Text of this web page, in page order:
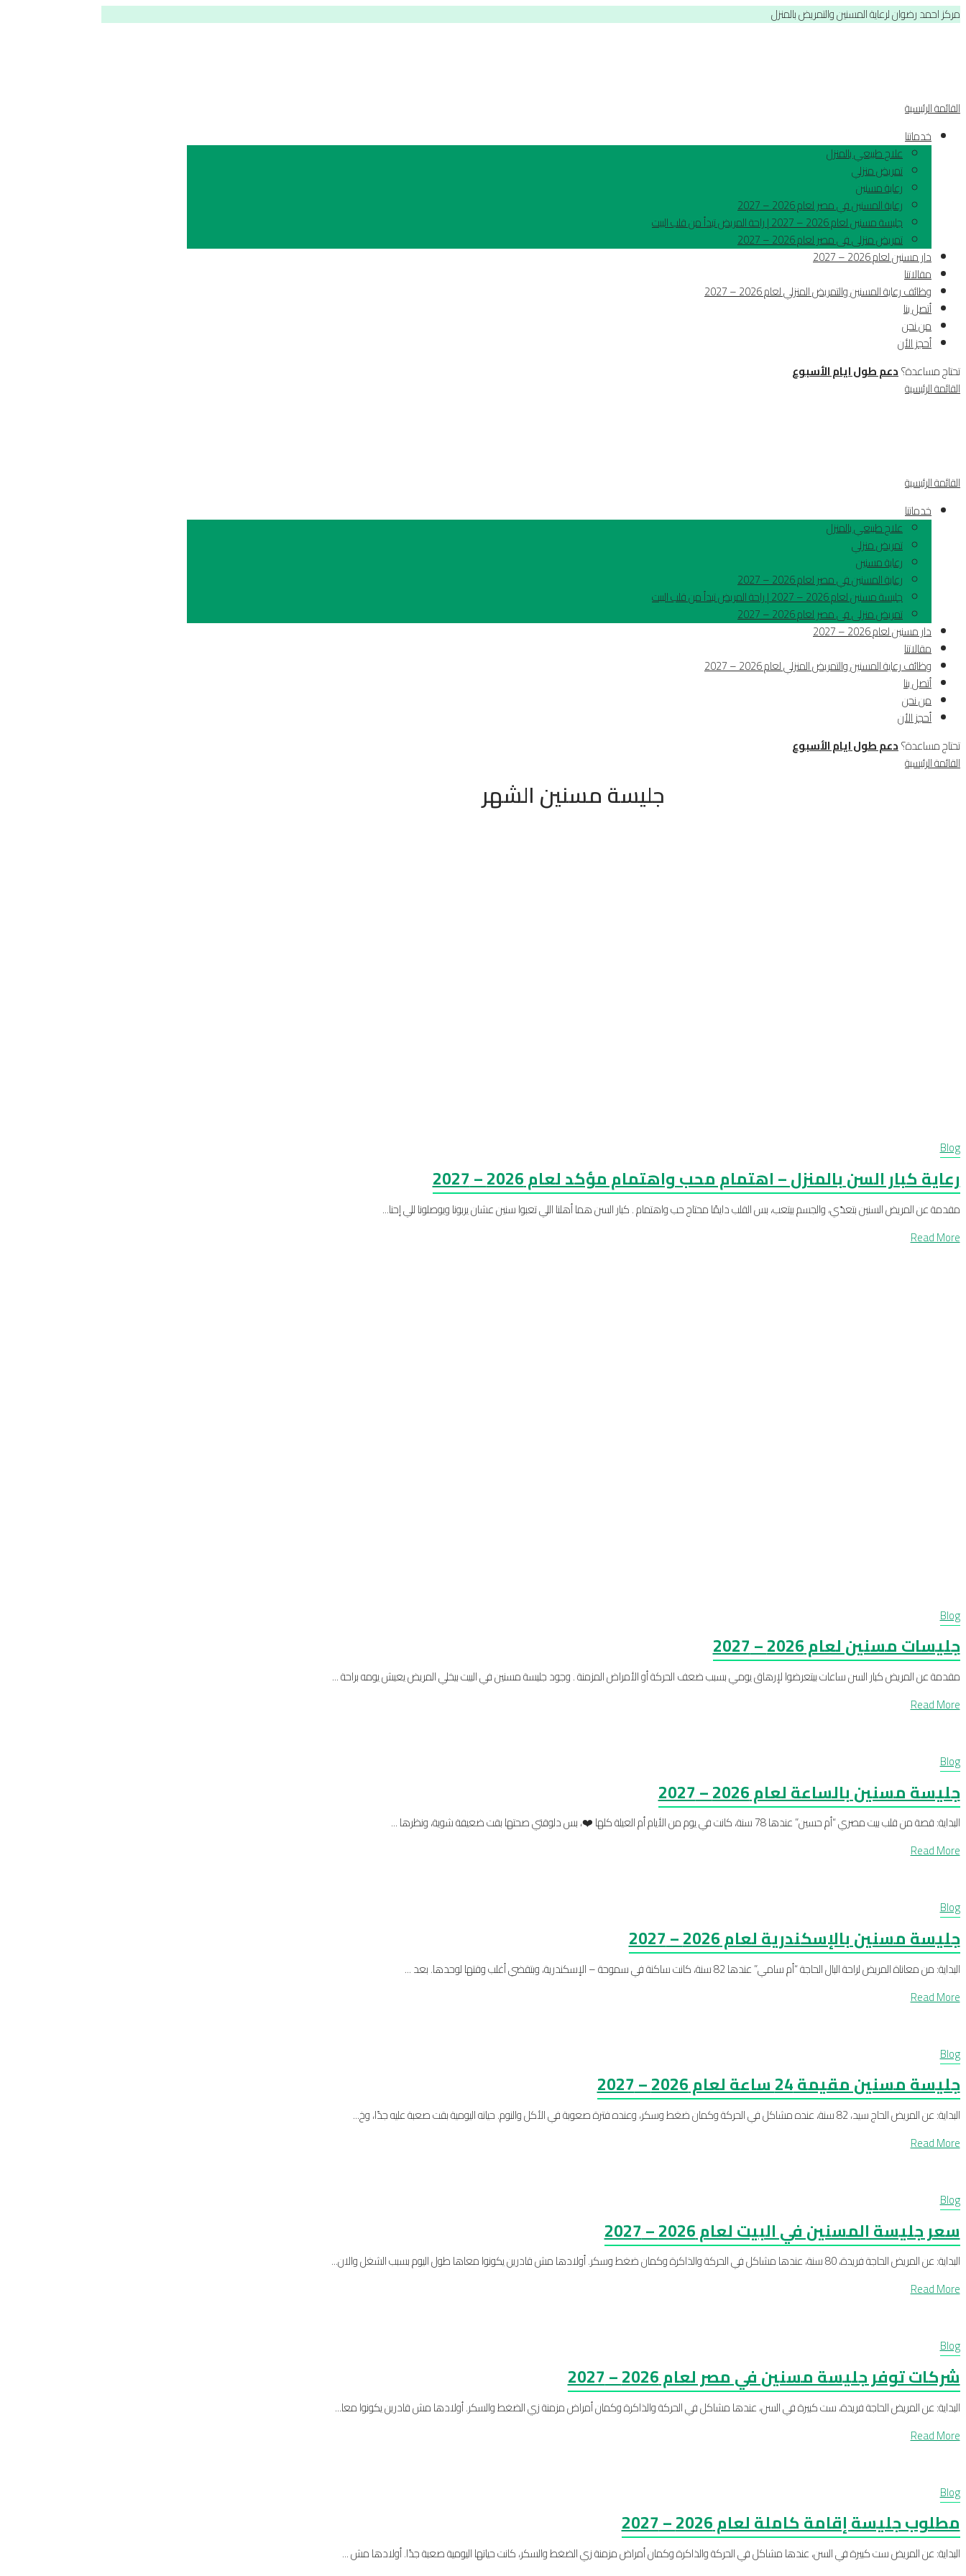
مركز احمد رضوان لرعاية المسنين والتمريض بالمنزل
القائمة الرئيسية
خدماتنا
علاج طبيعي بالمنزل
تمريض منزلي
رعاية مسنين
رعاية المسنين في مصر لعام 2026 – 2027
جليسة مسنين لعام 2026 – 2027 | راحة المريض تبدأ من قلب البيت
تمريض منزلى فى مصر لعام 2026 – 2027
دار مسنين لعام 2026 – 2027
مقالاتنا
وظائف رعاية المسنين والتمريض المنزلي لعام 2026 – 2027
أتصل بنا
من نحن
أحجز الأن
تحتاج مساعدة؟دعم طول ايام الأسبوع
القائمة الرئيسية
القائمة الرئيسية
خدماتنا
علاج طبيعي بالمنزل
تمريض منزلي
رعاية مسنين
رعاية المسنين في مصر لعام 2026 – 2027
جليسة مسنين لعام 2026 – 2027 | راحة المريض تبدأ من قلب البيت
تمريض منزلى فى مصر لعام 2026 – 2027
دار مسنين لعام 2026 – 2027
مقالاتنا
وظائف رعاية المسنين والتمريض المنزلي لعام 2026 – 2027
أتصل بنا
من نحن
أحجز الأن
تحتاج مساعدة؟دعم طول ايام الأسبوع
القائمة الرئيسية
جليسة مسنين الشهر
Blog
رعاية كبار السن بالمنزل – اهتمام محب واهتمام مؤكد لعام 2026 – 2027
مقدمة عن المريض السنين بتعدّي، والجسم بيتعب، بس القلب دايمًا محتاج حب واهتمام . كبار السن هما أهلنا اللي تعبوا سنين عشان يربونا ويوصلونا للي إحنا...
Read More
Blog
جليسات مسنين لعام 2026 – 2027
مقدمة عن المريض كبار السن ساعات بيتعرضوا لإرهاق يومي بسبب ضعف الحركة أو الأمراض المزمنة . وجود جليسة مسنين في البيت بيخلي المريض يعيش يومه براحة ...
Read More
Blog
جليسة مسنين بالساعة لعام 2026 – 2027
البداية: قصة من قلب بيت مصري “أم حسين” عندها 78 سنة، كانت في يوم من الأيام أم العيلة كلها ❤️، بس دلوقتي صحتها بقت ضعيفة شوية، ونظرها ...
Read More
Blog
جليسة مسنين بالإسكندرية لعام 2026 – 2027
البداية: من معاناة المريض لراحة البال الحاجة “أم سامي” عندها 82 سنة، كانت ساكنة في سموحة – الإسكندرية، وبتقضي أغلب وقتها لوحدها. بعد ...
Read More
Blog
جليسة مسنين مقيمة 24 ساعة لعام 2026 – 2027
البداية: عن المريض الحاج سيد، 82 سنة، عنده مشاكل في الحركة وكمان ضغط وسكر، وعنده فترة صعوبة في الأكل والنوم. حياته اليومية بقت صعبة عليه جدًا، وخ...
Read More
Blog
سعر جليسة المسنين في البيت لعام 2026 – 2027
البداية: عن المريض الحاجة فريدة، 80 سنة، عندها مشاكل في الحركة والذاكرة وكمان ضغط وسكر. أولادها مش قادرين يكونوا معاها طول اليوم بسبب الشغل والان...
Read More
Blog
شركات توفر جليسة مسنين في مصر لعام 2026 – 2027
البداية: عن المريض الحاجة فريدة، ست كبيرة في السن، عندها مشاكل في الحركة والذاكرة وكمان أمراض مزمنة زي الضغط والسكر. أولادها مش قادرين يكونوا معا...
Read More
Blog
مطلوب جليسة إقامة كاملة لعام 2026 – 2027
البداية: عن المريض ست كبيرة في السن، عندها مشاكل في الحركة والذاكرة وكمان أمراض مزمنة زي الضغط والسكر، كانت حياتها اليومية صعبة جدًا. أولادها مش ...